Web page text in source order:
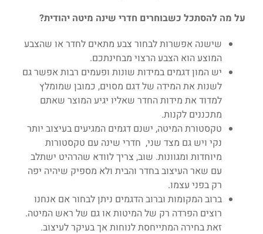
על מה להסתכל כשבוחרים חדרי שינה מיטה יהודית?
שישנה אפשרות לבחור צבע מתאים לחדר או שהצבע
המוצע הוא הצבע הרצוי מבחינתכם.
יש המון דגמים במידות שונות ופעמים רבות אפשר גם
לשנות את המידה של דגם מסוים, כמובן שמומלץ
למדוד את מידות החדר שאליו יגיע המוצר שאתם
מתכננים לקנות.
טקסטורת המיטה, ישנם דגמים המגיעים בעיצוב יותר
נקי ויש גם מצד שני, חדרי שינה עם טקסטורות
מיוחדות ומגוונות. שוב, צריך לוודא שהרהיט ישתלב
עם שאר העיצוב בחדר והבית ולא מספיק שיהיה יפה
רק בפני עצמו.
ברוב המקומות וברוב הדגמים ניתן לבחור אם אנחנו
רוצים הפרדה רק של המיטות או גם של ראש המיטה.
זאת בחירה המתייחסת לנוחות אך בעיקר לעיצוב.